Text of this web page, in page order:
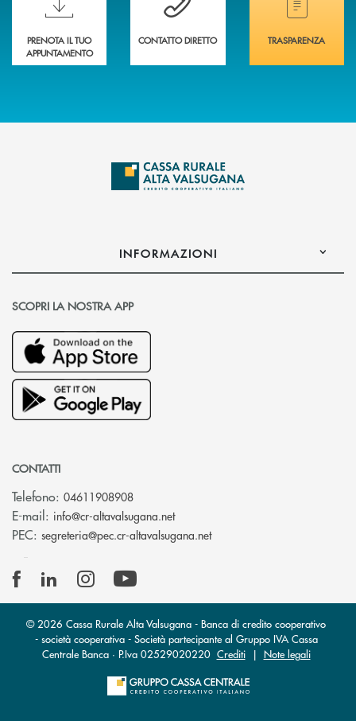
PRENOTA IL TUO
APPUNTAMENTO
CONTATTO DIRETTO TRASPARENZA
INFORMAZIONI
SCOPRI LA NOSTRA APP
CONTATTI
Telefono: 04611908908
E-mail: info@cr-altavalsugana.net(si apre l’app di posta
PEC: segreteria@pec.cr-altavalsugana.net(si apre l’app di posta
© 2026 Cassa Rurale Alta Valsugana - Banca di credito cooperativo
- società cooperativa - Società partecipante al Gruppo IVA Cassa
Centrale Banca · P.Iva 02529020220 Crediti| Note legali